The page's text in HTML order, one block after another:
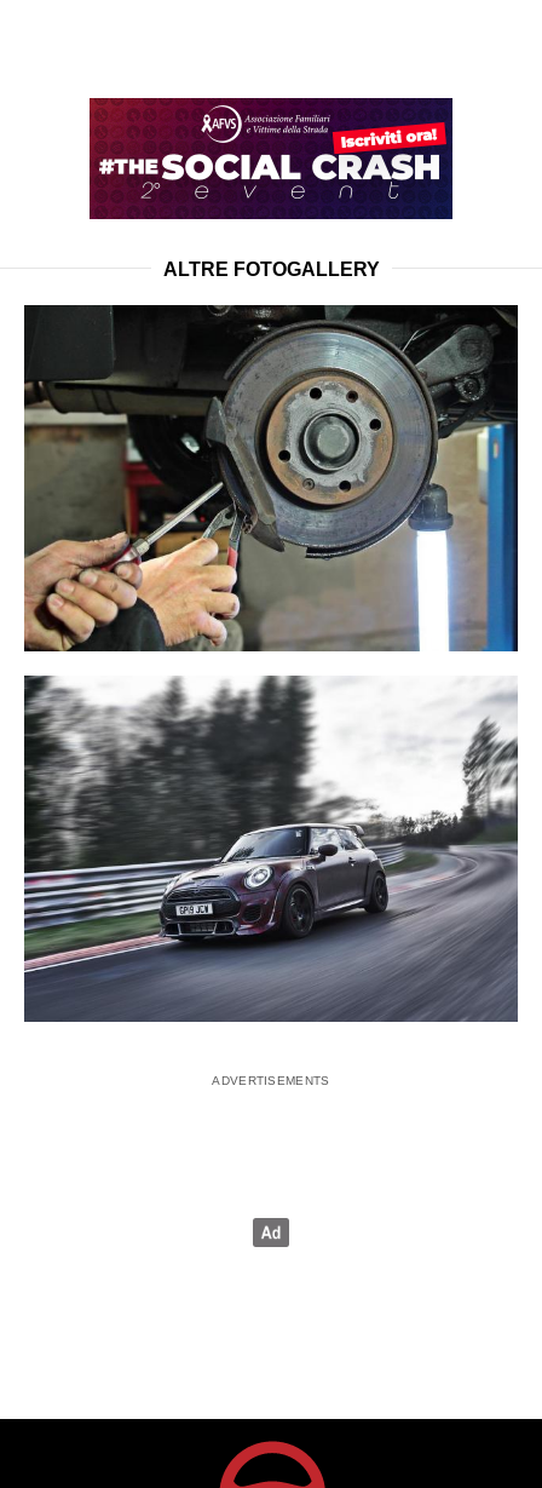
ALTRE FOTOGALLERY